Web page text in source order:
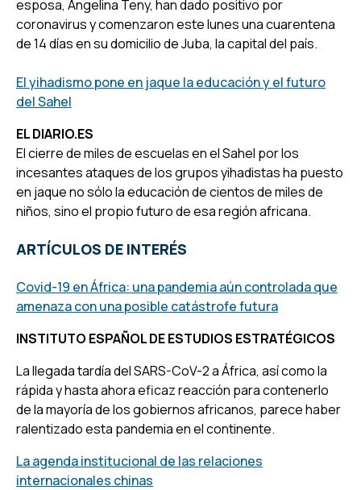
esposa, Angelina Teny, han dado positivo por
coronavirus y comenzaron este lunes una cuarentena
de 14 días en su domicilio de Juba, la capital del país.
El yihadismo pone en jaque la educación y el futuro
del Sahel
EL DIARIO.ES
El cierre de miles de escuelas en el Sahel por los
incesantes ataques de los grupos yihadistas ha puesto
en jaque no sólo la educación de cientos de miles de
niños, sino el propio futuro de esa región africana.
ARTÍCULOS DE INTERÉS
Covid-19 en África: una pandemia aún controlada que
amenaza con una posible catástrofe futura
INSTITUTO ESPAÑOL DE ESTUDIOS ESTRATÉGICOS
La llegada tardía del SARS-CoV-2 a África, así como la
rápida y hasta ahora eficaz reacción para contenerlo
de la mayoría de los gobiernos africanos, parece haber
ralentizado esta pandemia en el continente.
La agenda institucional de las relaciones
internacionales chinas